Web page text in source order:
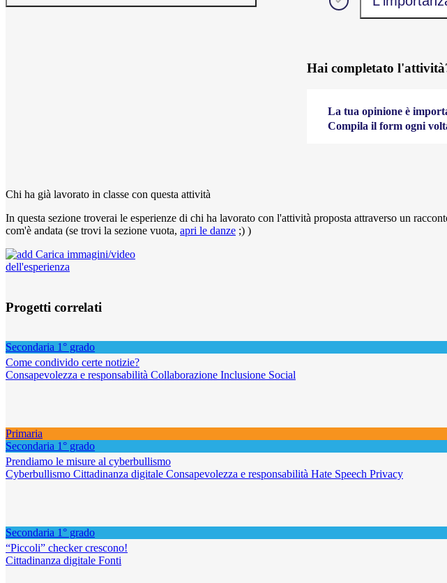
Hai completato
La tua opinione è
Compila il form ogni
Chi ha già lavorato in classe con questa attività
In questa sezione troverai le esperienze di chi ha lavorato con l'attività proposta attraverso un
com'è andata (se trovi la sezione vuota, apri le danze ;) )
Carica immagini/video
dell'esperienza
Progetti correlati
Secondaria 1° grado
Come condivido certe notizie?
Consapevolezza e responsabilità Collaborazione Inclusione Social
Primaria
Secondaria 1° grado
Prendiamo le misure al cyberbullismo
Cyberbullismo Cittadinanza digitale Consapevolezza e responsabilità Hate Speech Privacy
Secondaria 1° grado
“Piccoli” checker crescono!
Cittadinanza digitale Fonti